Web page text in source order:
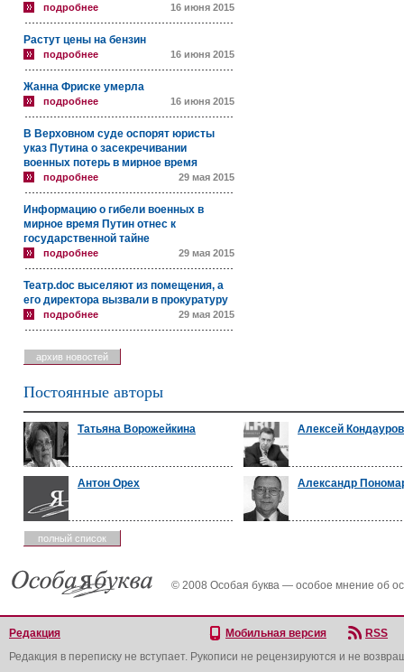
подробнее 16 июня 2015
Растут цены на бензин
подробнее 16 июня 2015
Жанна Фриске умерла
подробнее 16 июня 2015
В Верховном суде оспорят юристы
указ Путина о засекречивании
военных потерь в мирное время
подробнее 29 мая 2015
Информацию о гибели военных в
мирное время Путин отнес к
государственной тайне
подробнее 29 мая 2015
Театр.doc выселяют из помещения, а
его директора вызвали в прокуратуру
подробнее 29 мая 2015
архив новостей
Постоянные авторы
Татьяна Ворожейкина Алексей Кондауров
Антон Орех Александр
полный список
© 2008 Особая буква — особое мнение об
Редакция Мобильная версия
RSS
Редакция в переписку не вступает. Рукописи не рецензируются и не